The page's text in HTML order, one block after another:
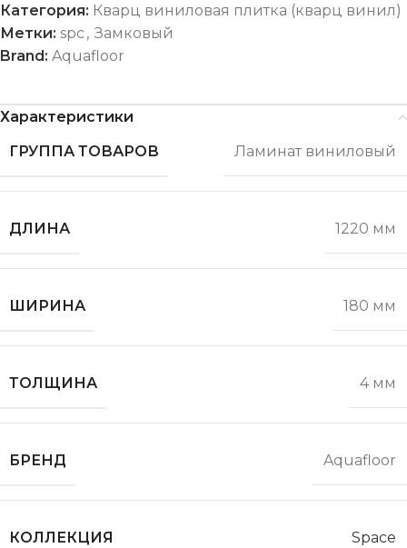
Категория: Кварц виниловая плитка (кварц винил)
Метки: spc, Замковый
Brand: Aquafloor
Характеристики
ГРУППА ТОВАРОВ
Ламинат виниловый
ДЛИНА 1220 мм
ШИРИНА 180 мм
ТОЛЩИНА 4 мм
БРЕНД Aquafloor
КОЛЛЕКЦИЯ Space